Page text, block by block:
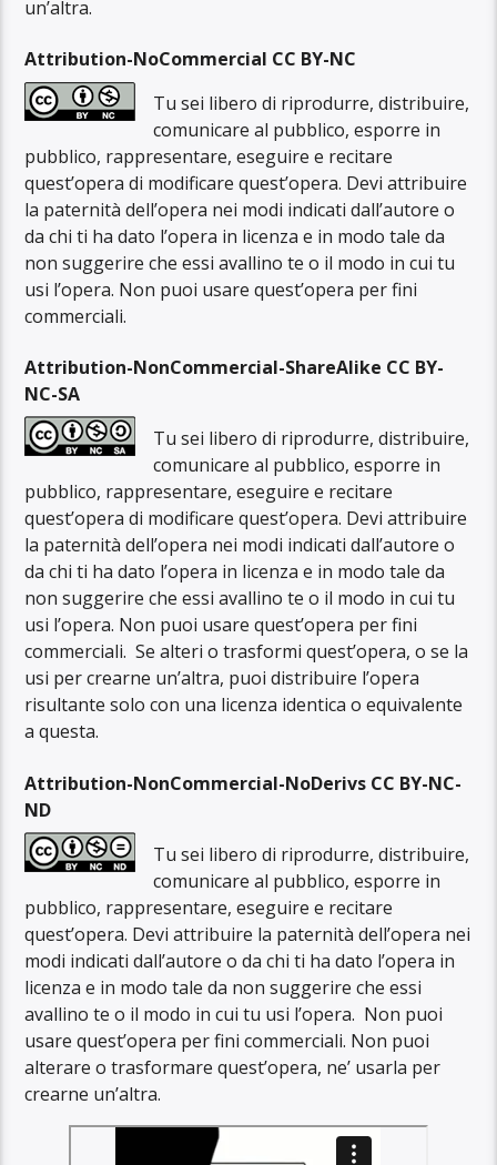
un’altra.
Attribution-NoCommercial CC BY-NC
Tu sei libero di riprodurre, distribuire,
comunicare al pubblico, esporre in
pubblico, rappresentare, eseguire e recitare
quest’opera di modificare quest’opera. Devi attribuire
la paternità dell’opera nei modi indicati dall’autore o
da chi ti ha dato l’opera in licenza e in modo tale da
non suggerire che essi avallino te o il modo in cui tu
usi l’opera. Non puoi usare quest’opera per fini
commerciali.
Attribution-NonCommercial-ShareAlike CC BY-
NC-SA
Tu sei libero di riprodurre, distribuire,
comunicare al pubblico, esporre in
pubblico, rappresentare, eseguire e recitare
quest’opera di modificare quest’opera. Devi attribuire
la paternità dell’opera nei modi indicati dall’autore o
da chi ti ha dato l’opera in licenza e in modo tale da
non suggerire che essi avallino te o il modo in cui tu
usi l’opera. Non puoi usare quest’opera per fini
commerciali. Se alteri o trasformi quest’opera, o se la
usi per crearne un’altra, puoi distribuire l’opera
risultante solo con una licenza identica o equivalente
a questa.
Attribution-NonCommercial-NoDerivs CC BY-NC-
ND
Tu sei libero di riprodurre, distribuire,
comunicare al pubblico, esporre in
pubblico, rappresentare, eseguire e recitare
quest’opera. Devi attribuire la paternità dell’opera nei
modi indicati dall’autore o da chi ti ha dato l’opera in
licenza e in modo tale da non suggerire che essi
avallino te o il modo in cui tu usi l’opera. Non puoi
usare quest’opera per fini commerciali. Non puoi
alterare o trasformare quest’opera, ne’ usarla per
crearne un’altra.